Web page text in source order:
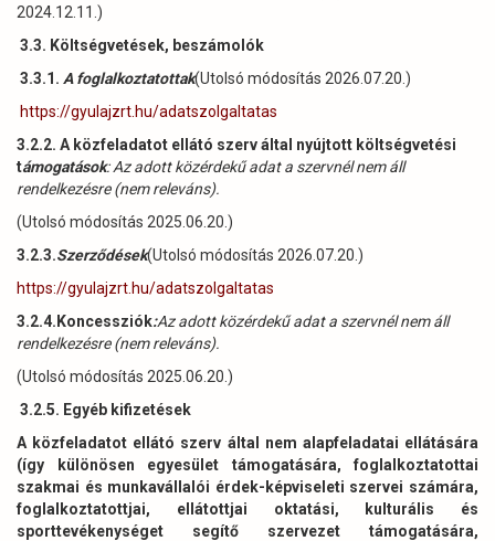
2024.12.11.)
3.3. Költségvetések, beszámolók
3.3.1. A foglalkoztatottak(Utolsó módosítás 2026.07.20.)
https://gyulajzrt.hu/adatszolgaltatas
3.2.2. A közfeladatot ellátó szerv által nyújtott költségvetési
támogatások: Az adott közérdekű adat a szervnél nem áll
rendelkezésre (nem releváns).
(Utolsó módosítás 2025.06.20.)
3.2.3.Szerződések(Utolsó módosítás 2026.07.20.)
https://gyulajzrt.hu/adatszolgaltatas
3.2.4.Koncessziók:Az adott közérdekű adat a szervnél nem áll
rendelkezésre (nem releváns).
(Utolsó módosítás 2025.06.20.)
3.2.5. Egyéb kifizetések
A közfeladatot ellátó szerv által nem alapfeladatai ellátására
(így különösen egyesület támogatására, foglalkoztatottai
szakmai és munkavállalói érdek-képviseleti szervei számára,
foglalkoztatottjai, ellátottjai oktatási, kulturális és
sporttevékenységet segítő szervezet támogatására,